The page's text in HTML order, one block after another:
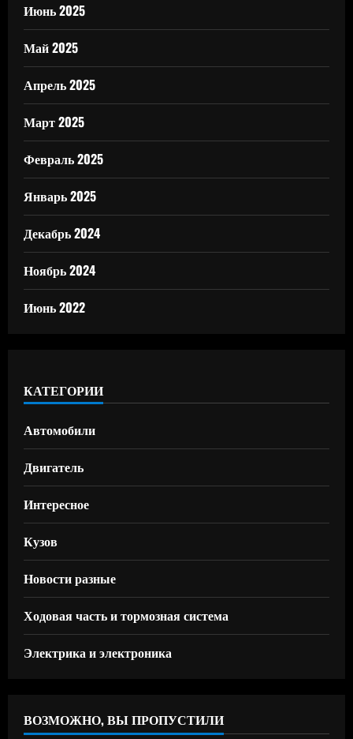
Июнь 2025
Май 2025
Апрель 2025
Март 2025
Февраль 2025
Январь 2025
Декабрь 2024
Ноябрь 2024
Июнь 2022
КАТЕГОРИИ
Автомобили
Двигатель
Интересное
Кузов
Новости разные
Ходовая часть и тормозная система
Электрика и электроника
ВОЗМОЖНО, ВЫ ПРОПУСТИЛИ